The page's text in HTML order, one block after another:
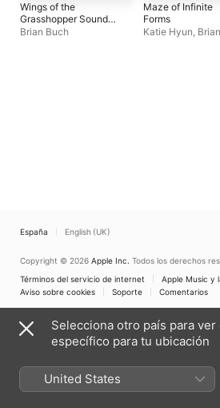
Wings of the
Grasshopper Sound
Louder in Darkness
Brian Buch
Maze of Infinite
Forms
Katie Hyun,
España English (UK)
Copyright © 2026 Apple Inc. Todos los derechos
Términos del servicio de internet
Apple Music y
Aviso sobre cookies
Soporte Comentarios
Selecciona otro país para
específico para tu ubicación
United States